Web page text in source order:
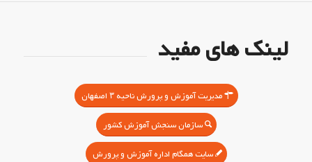
لینک های مفید
مدیریت آموزش و پرورش ناحیه ۳ اصفهان
سازمان سنجش آموزش کشور
سایت همگام اداره آموزش و پرورش